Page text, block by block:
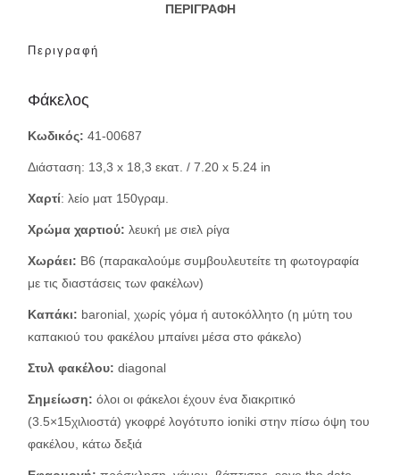
ΠΕΡΙΓΡΑΦΉ
Περιγραφή
Φάκελος
Κωδικός: 41-00687
Διάσταση: 13,3 x 18,3 εκατ. / 7.20 x 5.24 in
Χαρτί: λείο ματ 150γραμ.
Χρώμα χαρτιού: λευκή με σιελ ρίγα
Χωράει: Β6 (παρακαλούμε συμβουλευτείτε τη φωτογραφία
με τις διαστάσεις των φακέλων)
Καπάκι: baronial, χωρίς γόμα ή αυτοκόλλητο (η μύτη του
καπακιού του φακέλου μπαίνει μέσα στο φάκελο)
Στυλ φακέλου: diagonal
Σημείωση: όλοι οι φάκελοι έχουν ένα διακριτικό
(3.5×15χιλιοστά) γκοφρέ λογότυπο ioniki στην πίσω όψη του
φακέλου, κάτω δεξιά